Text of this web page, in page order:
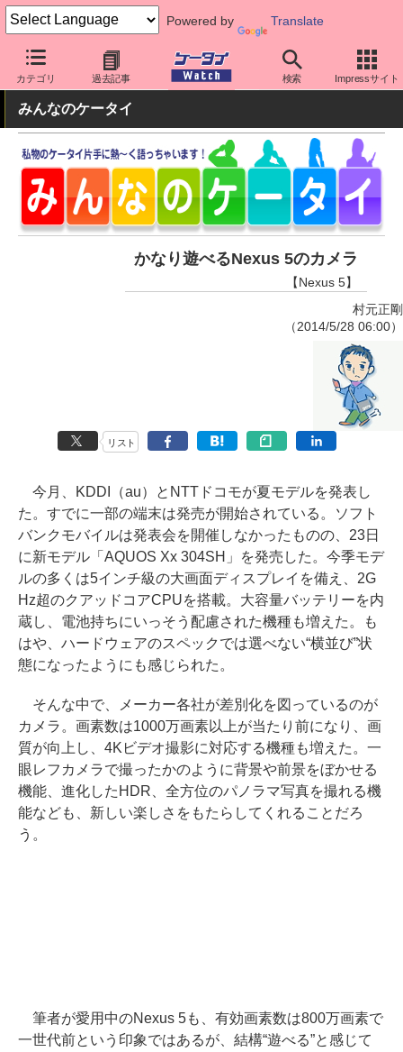
Powered by Translate
カテゴリ 過去記事 検索 Impressサイト
ケータイ Watch OS Android Nexus
みんなのケータイ
かなり遊べるNexus 5のカメラ
【Nexus 5】
村元正剛
（2014/5/28 06:00）
リスト
今月、KDDI（au）とNTTドコモが夏モデルを発表し
た。すでに一部の端末は発売が開始されている。ソフト
バンクモバイルは発表会を開催しなかったものの、23日
に新モデル「AQUOS Xx 304SH」を発売した。今季モデ
ルの多くは5インチ級の大画面ディスプレイを備え、2G
Hz超のクアッドコアCPUを搭載。大容量バッテリーを内
蔵し、電池持ちにいっそう配慮された機種も増えた。も
はや、ハードウェアのスペックでは選べない“横並び”状
態になったようにも感じられた。
そんな中で、メーカー各社が差別化を図っているのが
カメラ。画素数は1000万画素以上が当たり前になり、画
質が向上し、4Kビデオ撮影に対応する機種も増えた。一
眼レフカメラで撮ったかのように背景や前景をぼかせる
機能、進化したHDR、全方位のパノラマ写真を撮れる機
能なども、新しい楽しさをもたらしてくれることだろ
う。
筆者が愛用中のNexus 5も、有効画素数は800万画素で
一世代前という印象ではあるが、結構“遊べる”と感じて